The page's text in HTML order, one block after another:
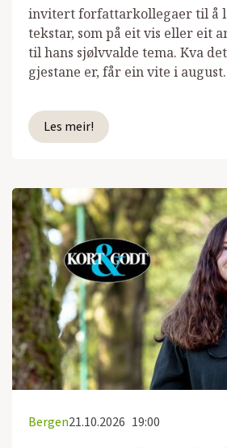
invitert forfattarkollegaer til å
tekstar, som på eit vis eller eit
til hans sjølvvalde tema. Kva
gjestane er, får ein vite i
Les meir!
Bergen21.10.2026 19:00